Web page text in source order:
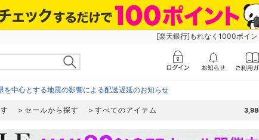
[楽天銀行]もれなく1000ポイン
を中心とする地震の影響による配送遅延のお知らせ
セールから探す すべてのアイテム